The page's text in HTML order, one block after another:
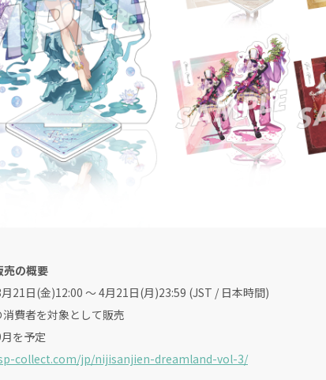
の概要
金)12:00 〜 4月21日(月)23:59 (JST / 日本時間)
を対象として販売
を予定
collect.com/jp/nijisanjien-dreamland-vol-3/